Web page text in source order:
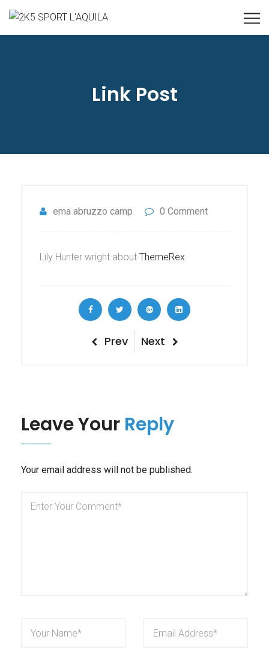
Link Post
ema abruzzo camp 0 Comment
Lily Hunter wright about ThemeRex
Navigazione
Previous
Prev
Next
Next
Leave Your Reply
Your email address will not be published.